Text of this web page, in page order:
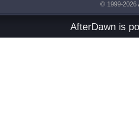
© 1999-2026
AfterDawn is